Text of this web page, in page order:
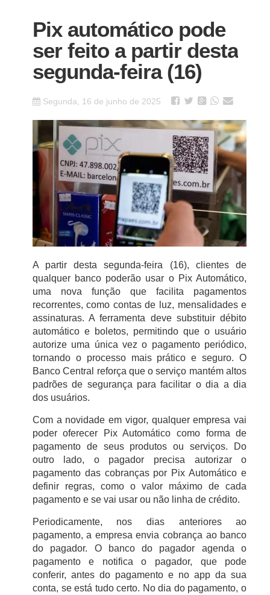
Pix automático pode
ser feito a partir desta
segunda-feira (16)
Segunda, 16 de junho de 2025
A partir desta segunda-feira (16), clientes de
qualquer banco poderão usar o Pix Automático,
uma nova função que facilita pagamentos
recorrentes, como contas de luz, mensalidades e
assinaturas. A ferramenta deve substituir débito
automático e boletos, permitindo que o usuário
autorize uma única vez o pagamento periódico,
tornando o processo mais prático e seguro. O
Banco Central reforça que o serviço mantém altos
padrões de segurança para facilitar o dia a dia
dos usuários.
Com a novidade em vigor, qualquer empresa vai
poder oferecer Pix Automático como forma de
pagamento de seus produtos ou serviços. Do
outro lado, o pagador precisa autorizar o
pagamento das cobranças por Pix Automático e
definir regras, como o valor máximo de cada
pagamento e se vai usar ou não linha de crédito.
Periodicamente, nos dias anteriores ao
pagamento, a empresa envia cobrança ao banco
do pagador. O banco do pagador agenda o
pagamento e notifica o pagador, que pode
conferir, antes do pagamento e no app da sua
conta, se está tudo certo. No dia do pagamento, o